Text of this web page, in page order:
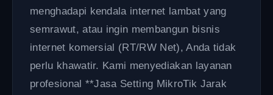
menghadapi kendala internet lambat yang
semrawut, atau ingin membangun bisnis
internet komersial (RT/RW Net), Anda tidak
perlu khawatir. Kami menyediakan layanan
profesional **Jasa Setting MikroTik Jarak